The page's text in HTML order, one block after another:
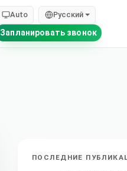
Auto Русский
Запланировать звонок
ПОСЛЕДНИЕ